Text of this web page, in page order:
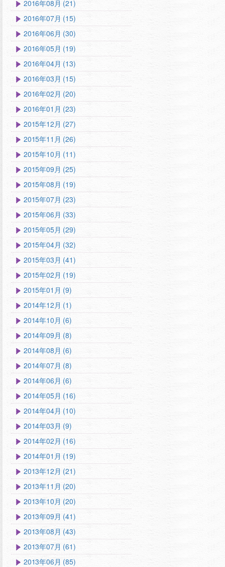
2016年08月 (21)
2016年07月 (15)
2016年06月 (30)
2016年05月 (19)
2016年04月 (13)
2016年03月 (15)
2016年02月 (20)
2016年01月 (23)
2015年12月 (27)
2015年11月 (26)
2015年10月 (11)
2015年09月 (25)
2015年08月 (19)
2015年07月 (23)
2015年06月 (33)
2015年05月 (29)
2015年04月 (32)
2015年03月 (41)
2015年02月 (19)
2015年01月 (9)
2014年12月 (1)
2014年10月 (6)
2014年09月 (8)
2014年08月 (6)
2014年07月 (8)
2014年06月 (6)
2014年05月 (16)
2014年04月 (10)
2014年03月 (9)
2014年02月 (16)
2014年01月 (19)
2013年12月 (21)
2013年11月 (20)
2013年10月 (20)
2013年09月 (41)
2013年08月 (43)
2013年07月 (61)
2013年06月 (85)